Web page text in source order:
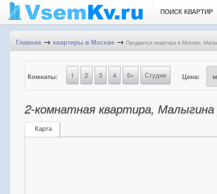
ПОИСК КВАРТИР
Главная → квартиры в Москве → Продается квартира в Москве,
Комнаты: 1 2 3 4 5+ Студии Цена:
2-комнатная квартира, Малыгина
Карта